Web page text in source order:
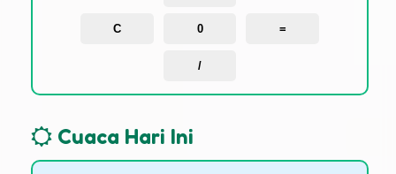
C 0 =
/
Cuaca Hari Ini